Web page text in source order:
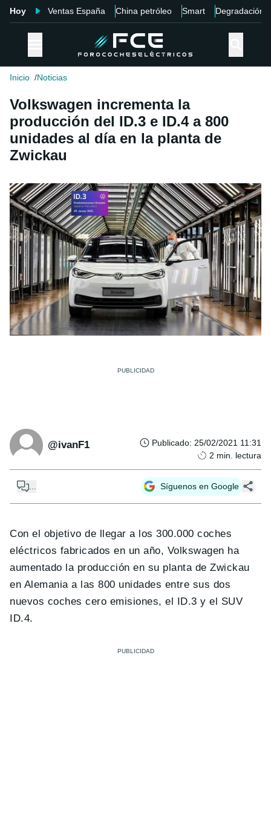
Hoy Ventas España China petróleo Smart Degradación
Inicio Noticias
Volkswagen incrementa la
producción del ID.3 e ID.4 a 800
unidades al día en la planta de
Zwickau
@ivanF1 Publicado: 25/02/2021 11:31
2 min. lectura
Síguenos en Google
Con el objetivo de llegar a los 300.000 coches
eléctricos fabricados en un año, Volkswagen ha
aumentado la producción en su planta de Zwickau
en Alemania a las 800 unidades entre sus dos
nuevos coches cero emisiones, el ID.3 y el SUV
ID.4.